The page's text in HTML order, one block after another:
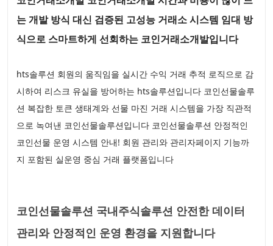
는 개발 방식 대신 검증된 고성능 거래소 시스템 임대 방
식으로 스마트하게 선회하는 코인거래소개발입니다
hts솔루션 회원의 움직임을 실시간 수익 거래 추적 로직으로 감
시하여 리스크 유실을 방어하는 hts솔루션입니다 코인선물솔루
션 복잡한 토큰 생태계와 선물 마진 거래 시스템을 가장 직관적
으로 녹여낸 코인선물솔루션입니다 코인선물솔루션 안정적인
코인선물 운영 시스템 안내! 회원 관리와 관리자페이지 기능까
지 포함된 실운영 중심 거래 플랫폼입니다
코인선물솔루션 국내주식솔루션 안전한 데이터
관리와 안정적인 운영 환경을 지원합니다